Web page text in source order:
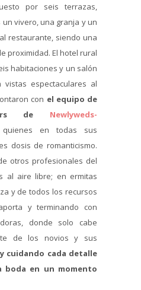
por seis terrazas,
vivero, una granja y un
restaurante, siendo una
proximidad. El hotel rural
habitaciones y un salón
espectaculares al
con el equipo de
de
Newlyweds-
en todas sus
dosis de romanticismo.
otros profesionales del
al aire libre; en ermitas
y de todos los recursos
y terminando con
donde solo cabe
de los novios y sus
cuidando cada detalle
boda en un momento